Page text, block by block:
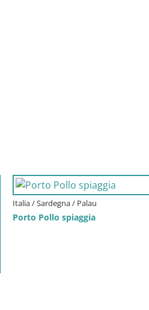
Italia / Sardegna / Palau
Porto Pollo spiaggia